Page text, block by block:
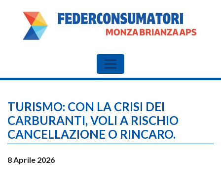
TURISMO: CON LA CRISI DEI
CARBURANTI, VOLI A RISCHIO
CANCELLAZIONE O RINCARO.
8 Aprile 2026